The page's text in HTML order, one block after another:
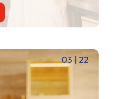
03 | 22